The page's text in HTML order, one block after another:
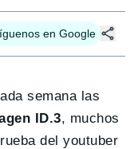
en Google
semana las
ID.3, muchos
del youtuber